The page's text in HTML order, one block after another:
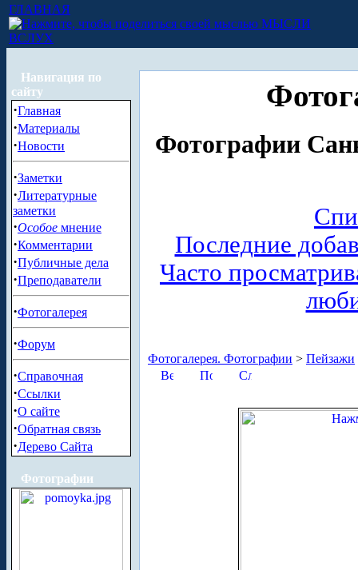
ГЛАВНАЯ
МЫСЛИ
ВСЛУХ
Навигация по
сайту
·Главная
·Материалы
·Новости
·Заметки
·Литературные
заметки
·Особое мнение
·Комментарии
·Публичные дела
·Преподаватели
·Фотогалерея
·Форум
·Справочная
·Ссылки
·О сайте
·Обратная связь
·Дерево Сайта
Фотографии
Фотографии
Последние
Часто
Фотогалерея. Фотографии > Пейзажи